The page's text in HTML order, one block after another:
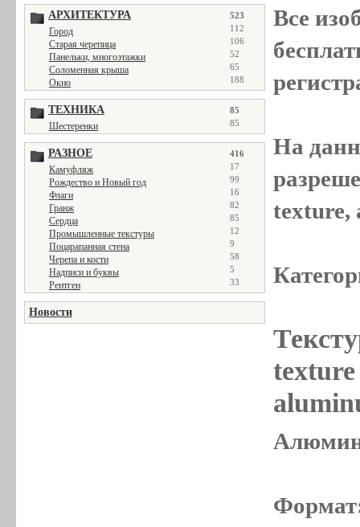
АРХИТЕКТУРА 523
Город 112
Старая черепица 106
Панельки, многоэтажки 52
Соломенная крыша 65
Окно 188
ТЕХНИКА 85
Шестеренки 85
РАЗНОЕ 416
Камуфляж 17
Рождество и Новый год 99
Флаги 16
Гранж 82
Сердца 85
Промышленные текстуры 12
Поцарапанная стена 9
Черепа и кости 58
Надписи и буквы 5
Рентген 33
Новости
Все
На
texture,